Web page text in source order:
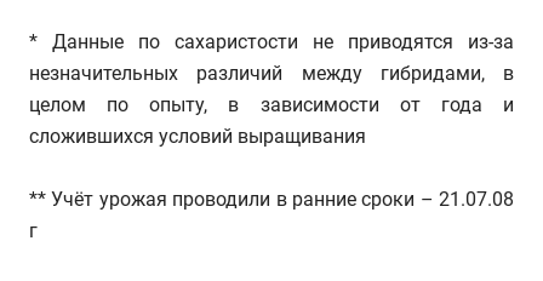
* Данные по сахаристости не приводятся из-за
незначительных различий между гибридами, в
целом по опыту, в зависимости от года и
сложившихся условий выращивания
** Учёт урожая проводили в ранние сроки – 21.07.08
г